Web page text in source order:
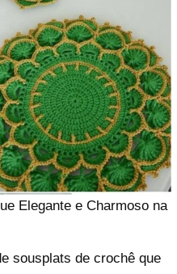
Elegante e Charmoso na
sousplats de crochê que